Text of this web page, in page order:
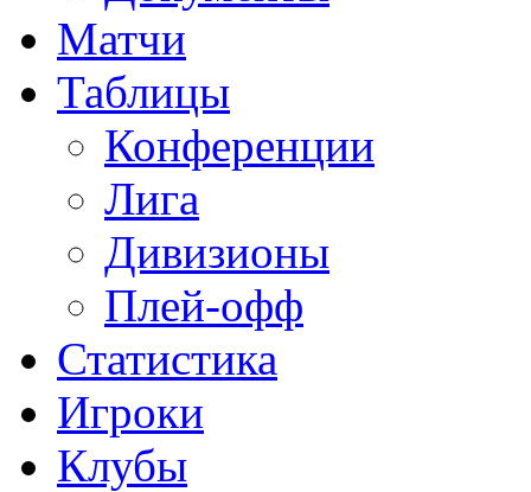
Матчи
Таблицы
Конференции
Лига
Дивизионы
Плей-офф
Статистика
Игроки
Клубы